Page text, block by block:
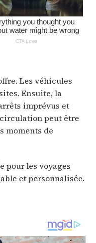
Les véhicules
Ensuite, la
imprévus et
peut être
moments de
pour les voyages
et personnalisée.